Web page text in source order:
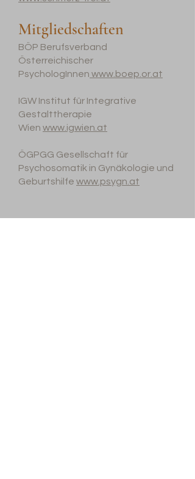
Mitgliedschaften
BÖP Berufsverband
Österreichischer
PsychologInnen www.boep.or.at
IGW Institut für Integrative
Gestalttherapie
Wien www.igwien.at
ÖGPGG Gesellschaft für
Psychosomatik in Gynäkologie und
Geburtshilfe www.psygn.at